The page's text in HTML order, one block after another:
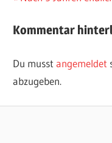
Kommentar
Du musstangemeldet
abzugeben.